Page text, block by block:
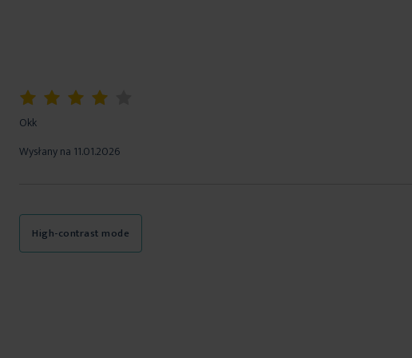
80%
Okk
Wysłany na 11.01.2026
High-contrast mode